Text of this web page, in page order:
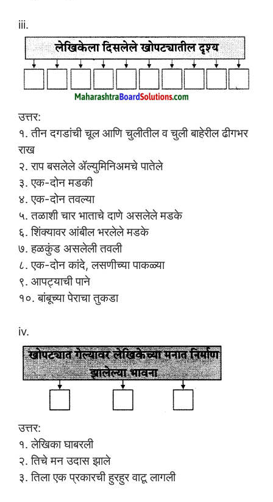
iii.
उत्तर:
१. तीन दगडांची चूल आणि चुलीतील व चुली बाहेरील ढीगभर
राख
२. राप बसलेले ॲल्युमिनिअमचे पातेले
३. एक-दोन मडकी
४. एक-दोन तवल्या
५. तळाशी चार भाताचे दाणे असलेले मडके
६. शिंक्यावर आंबील भरलेले मडके
७. हळकुंड असलेली तवली
८. एक-दोन कांदे, लसणीच्या पाकळ्या
९. आपट्याची पाने
१०. बांबूच्या पेराचा तुकडा
iv.
उत्तर:
१. लेखिका घाबरली
२. तिचे मन उदास झाले
३. तिला एक प्रकारची हुरहुर वाटू लागली